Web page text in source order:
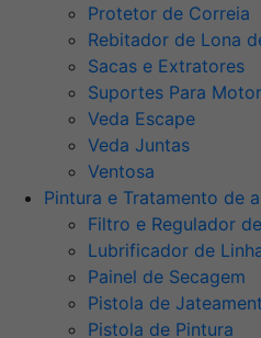
Protetor de Correia
Rebitador de Lona
Sacas e Extratores
Suportes Para
Veda Escape
Veda Juntas
Ventosa
Pintura e Tratamento de
Filtro e Regulador
Lubrificador de
Painel de Secagem
Pistola de
Pistola de Pintura